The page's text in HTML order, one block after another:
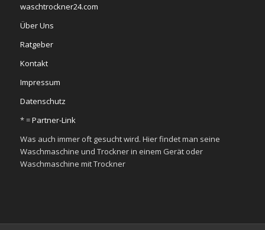
waschtrockner24.com
Über Uns
Ratgeber
Kontakt
Impressum
Datenschutz
* =Partner-Link
Was auch immer oft gesucht wird. Hier findet man seine
Waschmaschine und Trockner in einem Gerät oder
Waschmaschine mit Trockner